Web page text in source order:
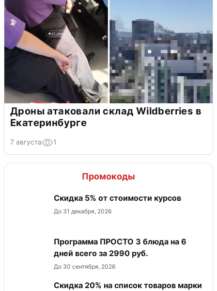
Дроны атаковали склад Wildberries в
Екатеринбурге
7 августа 1
Промокоды
Скидка 5% от стоимости курсов
До 31 декабря, 2026
Программа ПРОСТО 3 блюда на 6
дней всего за 2990 руб.
До 30 сентября, 2026
Скидка 20% на список товаров марки